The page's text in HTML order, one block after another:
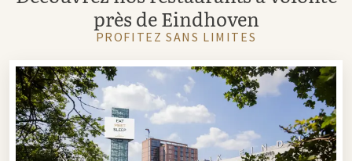
concept de Live Cooking, les plats sont continuellement
préparés frais, ce qui garantit une expérience gustative de
haute qualité. De plus, de nombreuses formules incluent les
boissons, ce qui rend le concept attractif pour ceux qui
cherchent un tout compris à manger et à boire à Eindhoven.
Buffet restaurant Eindhoven
près de Eindhoven
PROFITEZ SANS LIMITES